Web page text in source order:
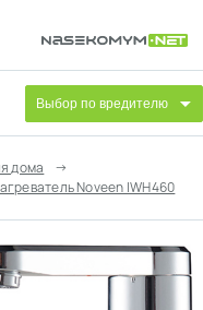
Выбор по вредителю
дома
Noveen IWH460